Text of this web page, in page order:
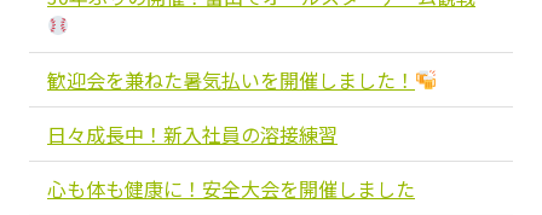
歓迎会を兼ねた暑気払いを開催しました！
日々成長中！新入社員の溶接練習
心も体も健康に！安全大会を開催しました